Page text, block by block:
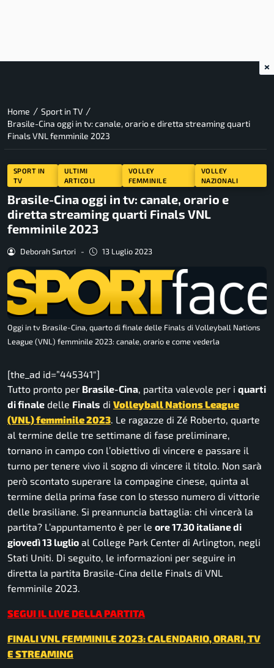
Home / Sport in TV /
Brasile-Cina oggi in tv: canale, orario e diretta streaming quarti
Finals VNL femminile 2023
SPORT IN
TV
ULTIMI
ARTICOLI
VOLLEY
FEMMINILE
VOLLEY
NAZIONALI
Brasile-Cina oggi in tv: canale, orario e
diretta streaming quarti Finals VNL
femminile 2023
Deborah Sartori - 13 Luglio 2023
Oggi in tv Brasile-Cina, quarto di finale delle Finals di Volleyball Nations
League (VNL) femminile 2023: canale, orario e come vederla
[the_ad id=”445341″]
Tutto pronto per Brasile-Cina , partita valevole per i quarti
di finale delle Finals di Volleyball Nations League
(VNL) femminile 2023 . Le ragazze di Zé Roberto, quarte
al termine delle tre settimane di fase preliminare,
tornano in campo con l’obiettivo di vincere e passare il
turno per tenere vivo il sogno di vincere il titolo. Non sarà
però scontato superare la compagine cinese, quinta al
termine della prima fase con lo stesso numero di vittorie
delle brasiliane. Si preannuncia battaglia: chi vincerà la
partita? L’appuntamento è per le ore 17.30 italiane di
giovedì 13 luglio al College Park Center di Arlington, negli
Stati Uniti. Di seguito, le informazioni per seguire in
diretta la partita Brasile-Cina delle Finals di VNL
femminile 2023.
SEGUI IL LIVE DELLA PARTITA
FINALI VNL FEMMINILE 2023: CALENDARIO, ORARI, TV
E STREAMING
×